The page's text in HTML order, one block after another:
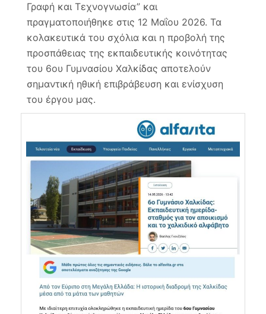
Γραφή και Τεχνογνωσία” και
πραγματοποιήθηκε στις 12 Μαΐου 2026. Τα
κολακευτικά του σχόλια και η προβολή της
προσπάθειας της εκπαιδευτικής κοινότητας
του 6ου Γυμνασίου Χαλκίδας αποτελούν
σημαντική ηθική επιβράβευση και ενίσχυση
του έργου μας.